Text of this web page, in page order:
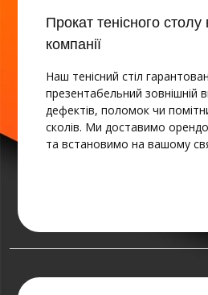
Прокат тенісного столу
компанії
Наш тенісний стіл
презентабельний зовнішній
дефектів, поломок чи
сколів. Ми доставимо
та встановимо на вашому